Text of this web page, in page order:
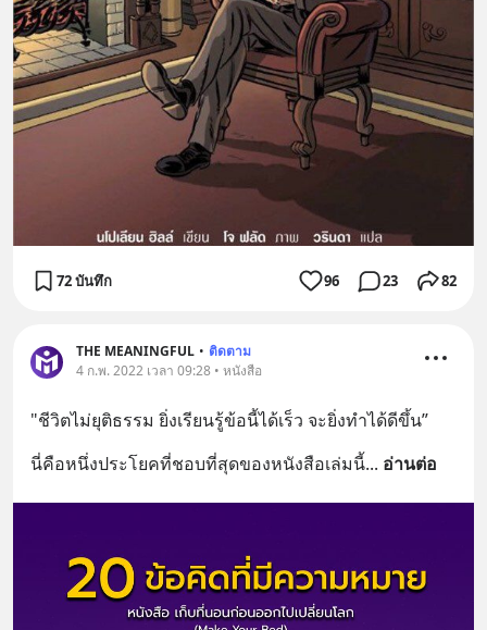
72 บันทึก 96 23 82
THE MEANINGFUL • ติดตาม
4 ก.พ. 2022 เวลา 09:28 • หนังสือ
"ชีวิตไม่ยุติธรรม ยิ่งเรียนรู้ข้อนี้ได้เร็ว จะยิ่งทำได้ดีขึ้น”
นี่คือหนึ่งประโยคที่ชอบที่สุดของหนังสือเล่มนี้... อ่านต่อ